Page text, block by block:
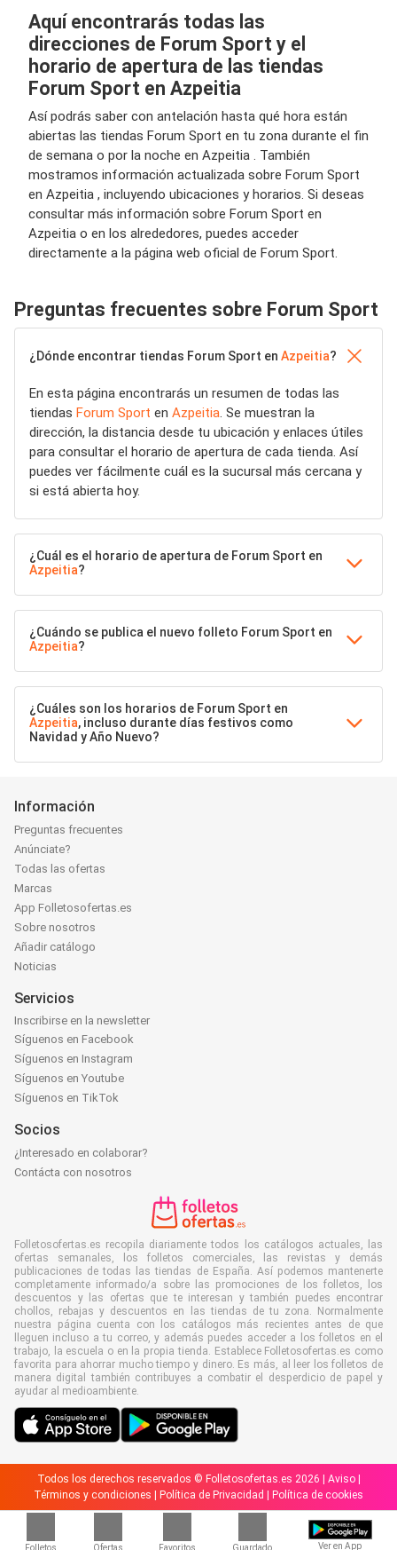
Folletos Ofertas Favoritos Guardado Ver en App
Aquí encontrarás todas las
direcciones de Forum Sport y el
horario de apertura de las tiendas
Forum Sport en Azpeitia
Así podrás saber con antelación hasta qué hora están
abiertas las tiendas Forum Sport en tu zona durante el fin
de semana o por la noche en Azpeitia . También
mostramos información actualizada sobre Forum Sport
en Azpeitia , incluyendo ubicaciones y horarios. Si deseas
consultar más información sobre Forum Sport en
Azpeitia o en los alrededores, puedes acceder
directamente a la página web oficial de Forum Sport.
Preguntas frecuentes sobre Forum Sport
¿Dónde encontrar tiendas Forum Sport en Azpeitia?
En esta página encontrarás un resumen de todas las
tiendas Forum Sport en Azpeitia. Se muestran la
dirección, la distancia desde tu ubicación y enlaces útiles
para consultar el horario de apertura de cada tienda. Así
puedes ver fácilmente cuál es la sucursal más cercana y
si está abierta hoy.
¿Cuál es el horario de apertura de Forum Sport en
Azpeitia?
¿Cuándo se publica el nuevo folleto Forum Sport en
Azpeitia?
¿Cuáles son los horarios de Forum Sport en
Azpeitia, incluso durante días festivos como
Navidad y Año Nuevo?
Información
Preguntas frecuentes
Anúnciate?
Todas las ofertas
Marcas
App Folletosofertas.es
Sobre nosotros
Añadir catálogo
Noticias
Servicios
Inscribirse en la newsletter
Síguenos en Facebook
Síguenos en Instagram
Síguenos en Youtube
Síguenos en TikTok
Socios
¿Interesado en colaborar?
Contácta con nosotros
Folletosofertas.es recopila diariamente todos los catálogos actuales, las
ofertas semanales, los folletos comerciales, las revistas y demás
publicaciones de todas las tiendas de España. Así podemos mantenerte
completamente informado/a sobre las promociones de los folletos, los
descuentos y las ofertas que te interesan y también puedes encontrar
chollos, rebajas y descuentos en las tiendas de tu zona. Normalmente
nuestra página cuenta con los catálogos más recientes antes de que
lleguen incluso a tu correo, y además puedes acceder a los folletos en el
trabajo, la escuela o en la propia tienda. Establece Folletosofertas.es como
favorita para ahorrar mucho tiempo y dinero. Es más, al leer los folletos de
manera digital también contribuyes a combatir el desperdicio de papel y
ayudar al medioambiente.
Todos los derechos reservados © Folletosofertas.es 2026 | Aviso|
Términos y condiciones
Política de Privacidad Política de cookies